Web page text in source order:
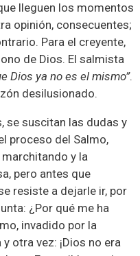
lleguen los momentos
opinión, consecuentes;
Para el creyente,
de Dios. El salmista
Dios ya no es el mismo”.
desilusionado.
se suscitan las dudas y
proceso del Salmo,
y la
pero antes que
resiste a dejarle ir, por
¿Por qué me ha
invadido por la
otra vez: ¡Dios no era